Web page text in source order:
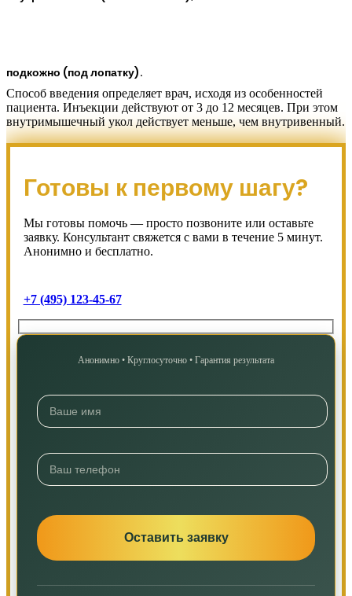
подкожно (под лопатку).
Способ введения определяет врач, исходя из особенностей
пациента. Инъекции действуют от 3 до 12 месяцев. При этом
внутримышечный укол действует меньше, чем внутривенный.
Готовы к первому шагу?
Мы готовы помочь — просто позвоните или оставьте
заявку. Консультант свяжется с вами в течение 5 минут.
Анонимно и бесплатно.
+7 (495) 123-45-67
Анонимно • Круглосуточно • Гарантия результата